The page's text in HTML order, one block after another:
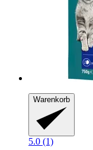
Warenkorb
5.0 (1)